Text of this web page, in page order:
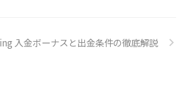
入金ボーナスと出金条件の徹底解説